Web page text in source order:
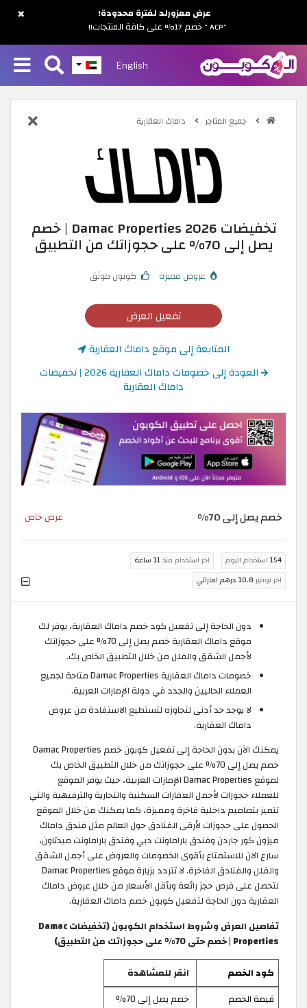
English
جميع المتاجر داماك العقارية
تخفيضات Damac Properties 2026 | خصم
يصل إلى 70% على حجوزاتك من التطبيق
عروض مميزة كوبون موثق
تفعيل العرض
المتابعة إلى موقع داماك العقارية
العودة إلى خصومات داماك العقارية 2026 | تخفيضات
داماك العقارية
خصم يصل إلى 70% عرض خاص
154 استخدام اليوم اخر استخدام منذ11 ساعة
اخر توفير 10.8 درهم اماراتي
دون الحاجة إلى تفعيل كود خصم داماك العقارية، يوفر لك
موقع داماك العقارية خصم يصل إلى 70% على حجوزاتك
لأجمل الشقق والفلل من خلال التطبيق الخاص بك.
خصومات داماك العقارية Damac Properties متاحة لجميع
العملاء الحاليين والجدد في دولة الإمارات العربية.
لا يوجد حد أدنى لتجاوزه لتستطيع الاستفادة من عروض
داماك العقارية.
يمكنك الآن بدون الحاجة إلى تفعيل كوبون خصم Damac Properties
خصم يصل إلى 70% على حجوزاتك من خلال التطبيق الخاص بك
لموقع Damac Properties الإمارات العربية، حيث يوفر الموقع
للعملاء حجوزات لأجمل العقارات السكنية والتجارية والترفيهية والتي
تتميز بتصاميم داخلية فاخرة ومميزة، كما يمكنك من خلال الموقع
الحصول على حجوزات لأرقى الفنادق حول العالم مثل فندق داماك
ميزون كور جاردن وفندق باراماونت دبي وفندق باراماونت ميدتاون،
سارع الان للاستمتاع بأقوى الخصومات والعروض على أجمل الشقق
والفلل والفنادق الفاخرة. لا تتردد بزيارة موقع Damac Properties
لتحصل على فرص حجز رائعة وبأقل الأسعار من خلال عروض داماك
العقارية دون الحاجة لتفعيل كوبون خصم داماك العقارية.
تفاصيل العرض وشروط استخدام الكوبون (تخفيضات Damac
Properties | خصم حتى 70% على حجوزاتك من التطبيق)
كود الخصم
انقر للمشاهدة
قيمة الخصم
خصم يصل إلى 70%
×
عرض ممزورلد لفترة محدودة!
"ACP " خصم 17% على كافة المنتجات!!